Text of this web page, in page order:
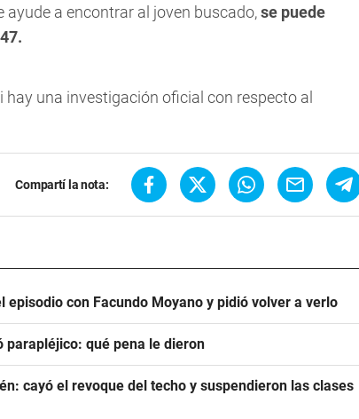
a encontrar al joven buscado,se puede
una investigación oficial con respecto al
Compartí la nota:
episodio con Facundo Moyano y pidió volver a verlo
parapléjico: qué pena le dieron
cayó el revoque del techo y suspendieron las clases